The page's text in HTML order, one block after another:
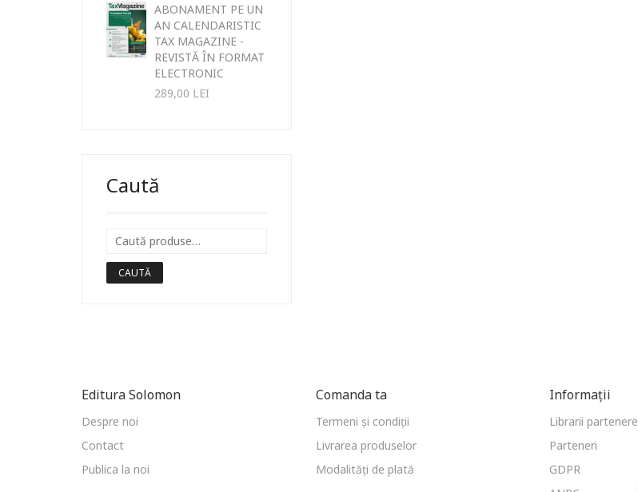
ABONAMENT PE UN
AN CALENDARISTIC
TAX MAGAZINE -
REVISTĂ ÎN FORMAT
ELECTRONIC
289,00 LEI
Caută
CAUTĂ
Editura Solomon
Despre noi
Contact
Publica la noi
Comanda ta
Termeni și condiții
Livrarea produselor
Modalități de plată
Informații
Librarii partenere
Parteneri
GDPR